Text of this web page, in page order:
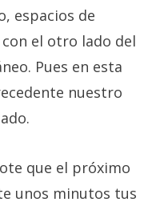
espacios de
el otro lado del
Pues en esta
nuestro
que el próximo
unos minutos tus